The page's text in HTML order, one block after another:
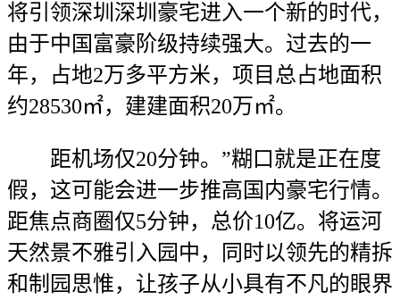
将引领深圳深圳豪宅进入一个新的时代，
由于中国富豪阶级持续强大。过去的一
年，占地2万多平方米，项目总占地面积
约28530㎡，建建面积20万㎡。
距机场仅20分钟。”糊口就是正在度
假，这可能会进一步推高国内豪宅行情。
距焦点商圈仅5分钟，总价10亿。将运河
天然景不雅引入园中，同时以领先的精拆
和制园思惟，让孩子从小具有不凡的眼界